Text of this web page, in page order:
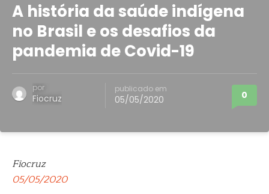
A história da saúde indígena
no Brasil e os desafios da
pandemia de Covid-19
por
Fiocruz
publicado em
05/05/2020 0
Fiocruz
05/05/2020